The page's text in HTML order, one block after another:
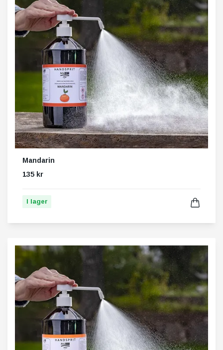
Mandarin
135 kr
I lager